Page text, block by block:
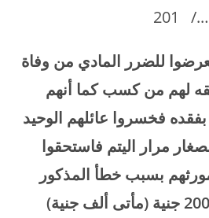
للضرر المادي من وفاة
لهم من كسب كما أنهم
بفقده فخسروا عائلهم الوحيد
مرار اليتم فاستحقوا
بسبب خطأ المذكور
ويقدرونه بمبلغ 200000 جنية (مأتى ألف جنية)